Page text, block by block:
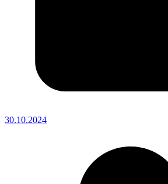
30.10.2024